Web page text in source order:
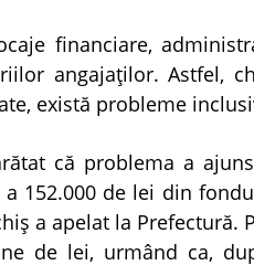
financiare,
angajaţilor. Astfel,
există probleme
că problema a
a 152.000 de lei din
a apelat la
de lei, urmând ca,